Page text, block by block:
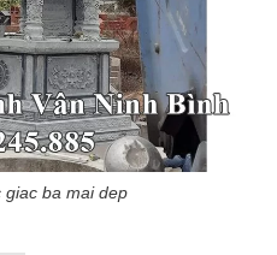
giac ba mai dep